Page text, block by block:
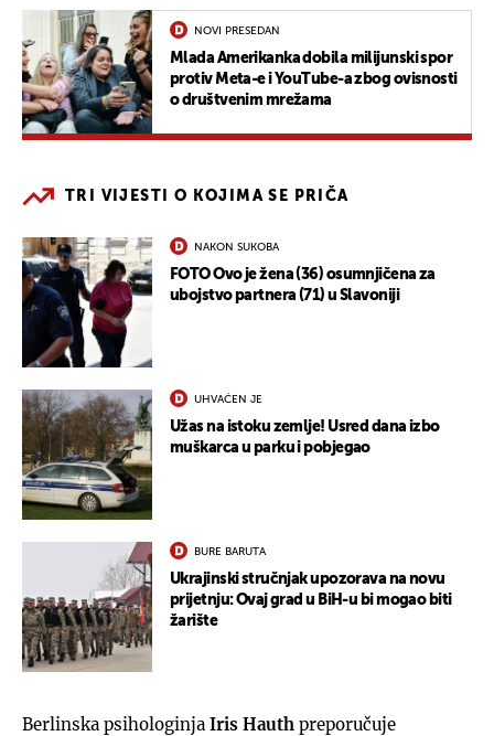
NOVI PRESEDAN
Mlada Amerikanka dobila milijunski spor
protiv Meta-e i YouTube-a zbog ovisnosti
o društvenim mrežama
TRI VIJESTI O KOJIMA SE PRIČA
NAKON SUKOBA
FOTO Ovo je žena (36) osumnjičena za
ubojstvo partnera (71) u Slavoniji
UHVAĆEN JE
Užas na istoku zemlje! Usred dana izbo
muškarca u parku i pobjegao
BURE BARUTA
Ukrajinski stručnjak upozorava na novu
prijetnju: Ovaj grad u BiH-u bi mogao biti
žarište
Berlinska psihologinja Iris Hauth preporučuje